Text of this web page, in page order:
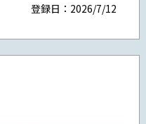
登録日：2026/7/12